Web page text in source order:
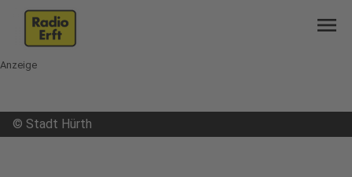
menu
Anzeige
© Stadt Hürth